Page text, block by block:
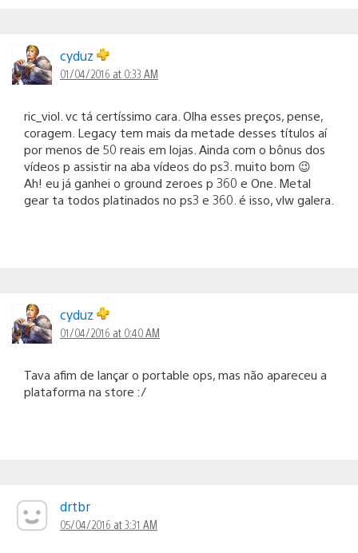
cyduz
01/04/2016 at 0:33 AM
ric_viol. vc tá certíssimo cara. Olha esses preços, pense,
coragem. Legacy tem mais da metade desses títulos aí
por menos de 50 reais em lojas. Ainda com o bônus dos
vídeos p assistir na aba vídeos do ps3. muito bom 😉
Ah! eu já ganhei o ground zeroes p 360 e One. Metal
gear ta todos platinados no ps3 e 360. é isso, vlw galera.
cyduz
01/04/2016 at 0:40 AM
Tava afim de lançar o portable ops, mas não apareceu a
plataforma na store :/
drtbr
05/04/2016 at 3:31 AM